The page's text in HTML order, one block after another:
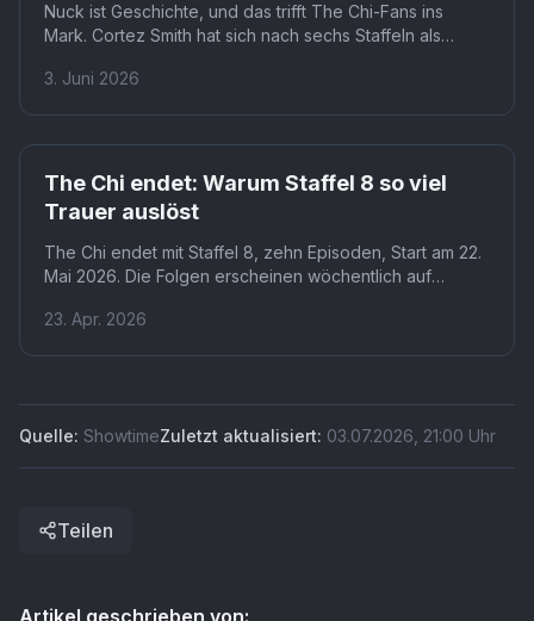
Nuck ist Geschichte, und das trifft The Chi-Fans ins
Mark. Cortez Smith hat sich nach sechs Staffeln als
verpflichtet. Was als nächstes kommt, ist offen, aber
3. Juni 2026
The Chi endet: Warum Staffel 8 so viel
Trauer auslöst
The Chi endet mit Staffel 8, zehn Episoden, Start am 22.
Mai 2026. Die Folgen erscheinen wöchentlich auf
Luke James in den Hauptrollen. Lena Waithe schließt
23. Apr. 2026
Quelle: ShowtimeZuletzt aktualisiert: 03.07.2026 21:00 Uhr
Teilen
Artikel geschrieben von: